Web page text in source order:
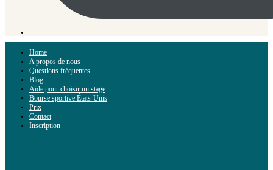
Home
A propos de nous
Questions fréquentes
Blog
Aide pour choisir un stage
Bourse sportive États-Unis
Prix
Contact
Inscription